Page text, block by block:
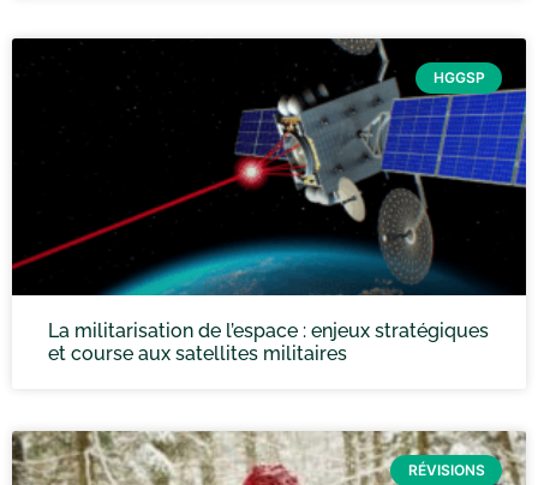
HGGSP
La militarisation de l’espace : enjeux stratégiques
et course aux satellites militaires
RÉVISIONS